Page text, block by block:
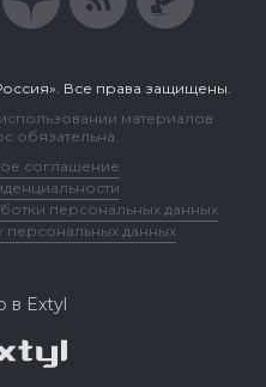
Все права защищены.
материалов
обязательна.
соглашение
персональных данных
персональных данных
в Extyl